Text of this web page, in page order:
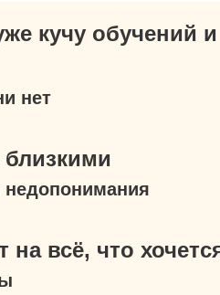
кучу обучений и
нет
на всё, что